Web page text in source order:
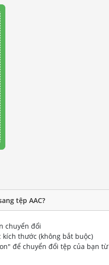
tệp AAC?
chuyển đổi
thước (không bắt buộc)
để chuyển đổi tệp của bạn từ